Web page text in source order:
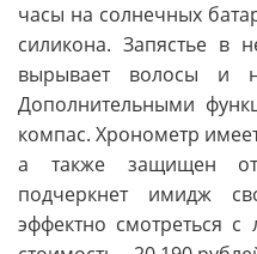
часы на солнечных
силикона. Запястье в
вырывает волосы и
Дополнительными
компас. Хронометр
а также защищен
подчеркнет имидж
эффектно смотреться